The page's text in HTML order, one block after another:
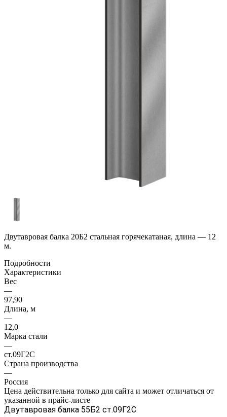
Двутавровая балка 20Б2 стальная горячекатаная, длина — 12
м.
Подробности
Характеристики
Вес
—
97,90
Длина, м
—
12,0
Марка стали
—
ст.09Г2С
Страна производства
—
Россия
Цена действительна только для сайта и может отличаться от
указанной в прайс-листе
Двутавровая балка 55Б2 ст.09Г2С